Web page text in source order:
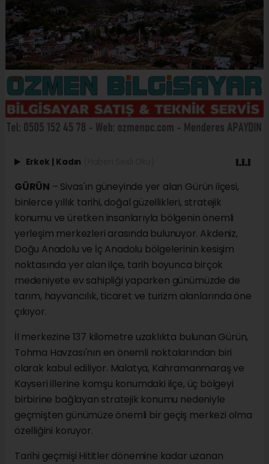
Erkek Kadın
GÜRÜN – Sivas'ın güneyinde yer alan Gürün ilçesi,
binlerce yıllık tarihi, doğal güzellikleri, stratejik
konumu ve üretken insanlarıyla bölgenin önemli
yerleşim merkezleri arasında bulunuyor. Akdeniz,
Doğu Anadolu ve İç Anadolu bölgelerinin kesişim
noktasında yer alan ilçe, tarih boyunca birçok
medeniyete ev sahipliği yaparken günümüzde de
tarım, hayvancılık, ticaret ve turizm alanlarında öne
çıkıyor.
İl merkezine 137 kilometre uzaklıkta bulunan Gürün,
Tohma Havzası'nın en önemli noktalarından biri
olarak kabul ediliyor. Malatya, Kahramanmaraş ve
Kayseri illerine komşu konumdaki ilçe, üç bölgeyi
birbirine bağlayan stratejik konumu nedeniyle
geçmişten günümüze önemli bir geçiş merkezi olma
özelliğini koruyor.
Tarihi geçmişi Hititler dönemine kadar uzanan